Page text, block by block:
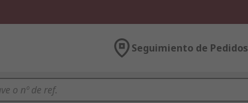
Seguimiento de Pedidos